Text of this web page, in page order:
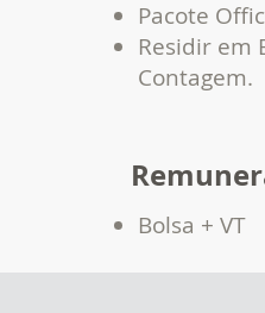
Pacote
Residir em
Contagem.
Bolsa + VT